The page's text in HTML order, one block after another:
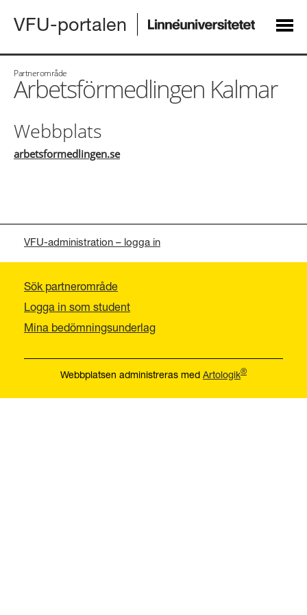
VFU-portalen
Partnerområde
Arbetsförmedlingen Kalmar
Webbplats
arbetsformedlingen.se
VFU-administration – logga in
Sök partnerområde
Logga in som student
Mina bedömningsunderlag
Webbplatsen administreras med Artologik®